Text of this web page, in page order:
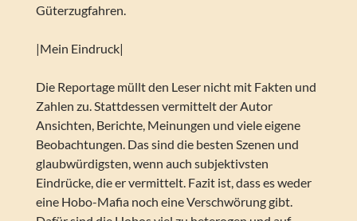
Güterzugfahren.
|Mein Eindruck|
Die Reportage müllt den Leser nicht mit Fakten und
Zahlen zu. Stattdessen vermittelt der Autor
Ansichten, Berichte, Meinungen und viele eigene
Beobachtungen. Das sind die besten Szenen und
glaubwürdigsten, wenn auch subjektivsten
Eindrücke, die er vermittelt. Fazit ist, dass es weder
eine Hobo-Mafia noch eine Verschwörung gibt.